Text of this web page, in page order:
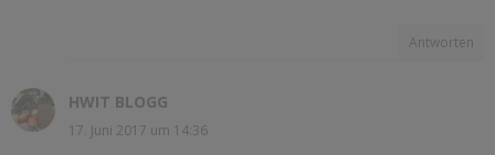
Antworten
HWIT BLOGG
17. Juni 2017 um 14:36